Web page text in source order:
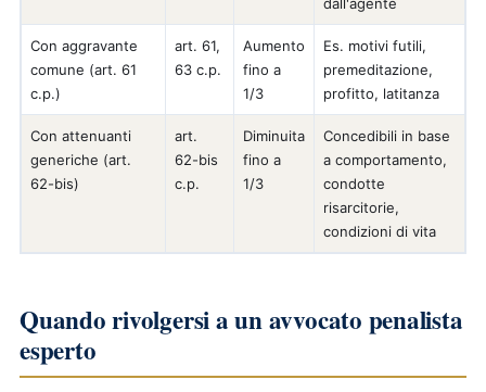
dall'agente
Con aggravante
comune (art. 61
c.p.)
art. 61,
63 c.p.
Aumento
fino a
1/3
Es. motivi futili,
premeditazione,
profitto, latitanza
Con attenuanti
generiche (art.
62-bis)
art.
62-bis
c.p.
Diminuita
fino a
1/3
Concedibili in base
a comportamento,
condotte
risarcitorie,
condizioni di vita
Quando rivolgersi a un avvocato penalista
esperto